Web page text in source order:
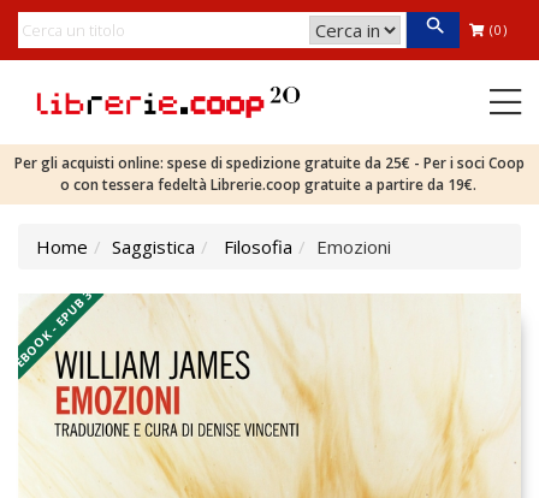
(0)
Per gli acquisti online: spese di spedizione gratuite da 25€ - Per i soci Coop
o con tessera fedeltà Librerie.coop gratuite a partire da 19€.
Home Saggistica Filosofia Emozioni
EBOOK - EPUB 3